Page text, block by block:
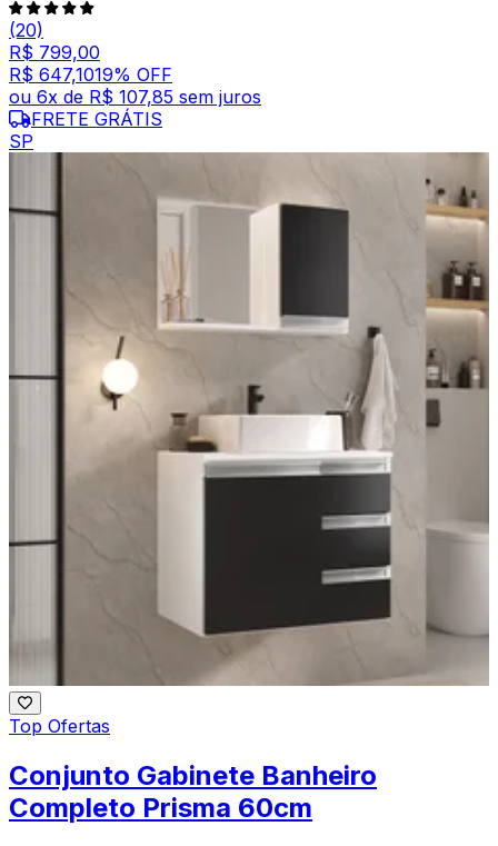
(20)
R$ 799,00
R$ 647,1019% OFF
ou 6x de R$ 107,85 sem juros
FRETE GRÁTIS
SP
Top Ofertas
Conjunto Gabinete Banheiro
Completo Prisma 60cm